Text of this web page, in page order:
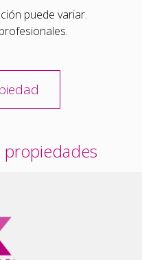
puede variar.
propiedades